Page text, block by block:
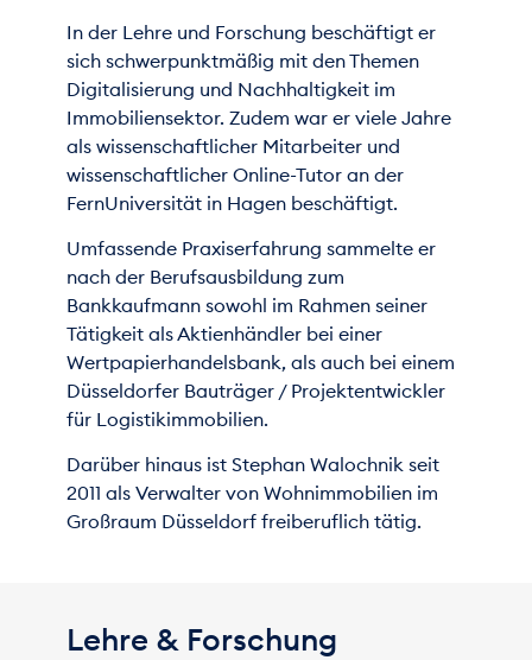
In der Lehre und Forschung beschäftigt er
sich schwerpunktmäßig mit den Themen
Digitalisierung und Nachhaltigkeit im
Immobiliensektor. Zudem war er viele Jahre
als wissenschaftlicher Mitarbeiter und
wissenschaftlicher Online-Tutor an der
FernUniversität in Hagen beschäftigt.
Umfassende Praxiserfahrung sammelte er
nach der Berufsausbildung zum
Bankkaufmann sowohl im Rahmen seiner
Tätigkeit als Aktienhändler bei einer
Wertpapierhandelsbank, als auch bei einem
Düsseldorfer Bauträger / Projektentwickler
für Logistikimmobilien.
Darüber hinaus ist Stephan Walochnik seit
2011 als Verwalter von Wohnimmobilien im
Großraum Düsseldorf freiberuflich tätig.
Lehre & Forschung